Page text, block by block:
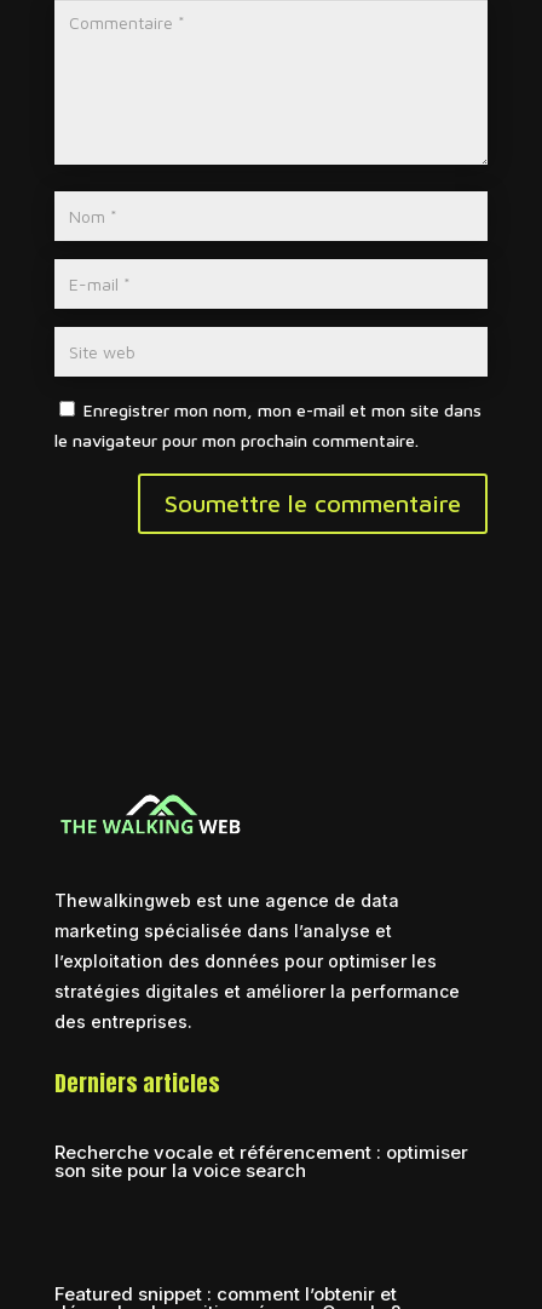
Enregistrer mon nom, mon e-mail et mon site dans
le navigateur pour mon prochain commentaire.
Soumettre le commentaire
Thewalkingweb est une agence de data
marketing spécialisée dans l’analyse et
l’exploitation des données pour optimiser les
stratégies digitales et améliorer la performance
des entreprises.
Derniers articles
Recherche vocale et référencement : optimiser
son site pour la voice search
Featured snippet : comment l’obtenir et